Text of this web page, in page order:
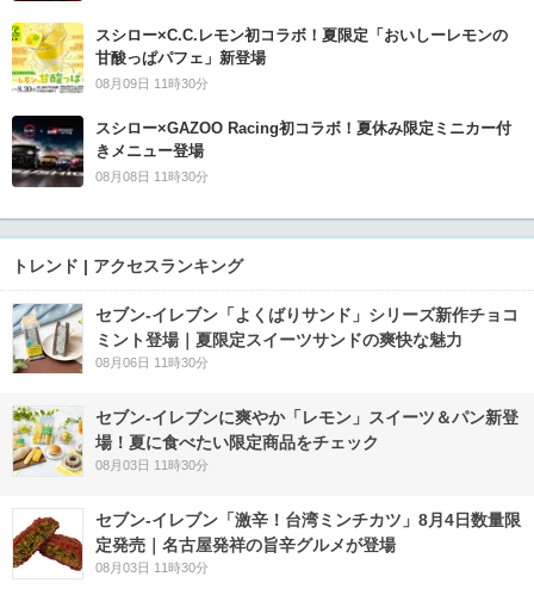
スシロー×C.C.レモン初コラボ！夏限定「おいしーレモンの
甘酸っぱパフェ」新登場
08月09日 11時30分
スシロー×GAZOO Racing初コラボ！夏休み限定ミニカー付
きメニュー登場
08月08日 11時30分
トレンド | アクセスランキング
セブン‐イレブン「よくばりサンド」シリーズ新作チョコ
ミント登場｜夏限定スイーツサンドの爽快な魅力
08月06日 11時30分
セブン‐イレブンに爽やか「レモン」スイーツ＆パン新登
場！夏に食べたい限定商品をチェック
08月03日 11時30分
セブン-イレブン「激辛！台湾ミンチカツ」8月4日数量限
定発売｜名古屋発祥の旨辛グルメが登場
08月03日 11時30分